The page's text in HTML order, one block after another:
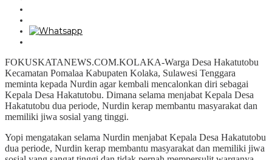
FOKUSKATANEWS.COM.KOLAKA-Warga Desa Hakatutobu
Kecamatan Pomalaa Kabupaten Kolaka, Sulawesi Tenggara
meminta kepada Nurdin agar kembali mencalonkan diri sebagai
Kepala Desa Hakatutobu. Dimana selama menjabat Kepala Desa
Hakatutobu dua periode, Nurdin kerap membantu masyarakat dan
memiliki jiwa sosial yang tinggi.
Yopi mengatakan selama Nurdin menjabat Kepala Desa Hakatutobu
dua periode, Nurdin kerap membantu masyarakat dan memiliki jiwa